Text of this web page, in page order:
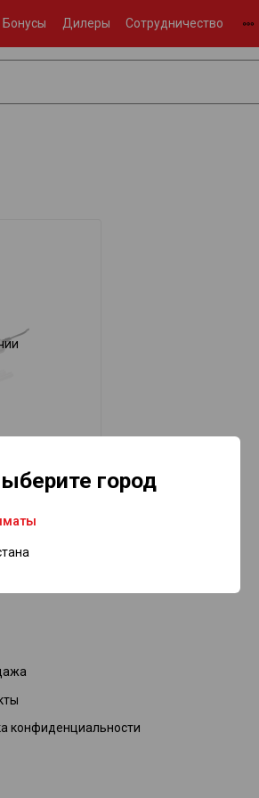
Бонусы Дилеры Сотрудничество
город
конфиденциальности